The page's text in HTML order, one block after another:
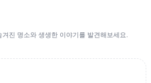
진 명소와 생생한 이야기를 발견해보세요.